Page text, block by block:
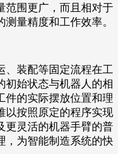
范围更广，而且相对于
量精度和工作效率。
装配等固定流程在工
初始状态与机器人的相
件的实际摆放位置和理
以按照原定的程序实现
更灵活的机器手臂的普
，为智能制造系统的快